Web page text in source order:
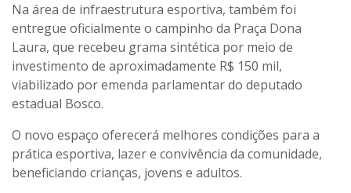
Na área de infraestrutura esportiva, também foi
entregue oficialmente o campinho da Praça Dona
Laura, que recebeu grama sintética por meio de
investimento de aproximadamente R$ 150 mil,
viabilizado por emenda parlamentar do deputado
estadual Bosco.
O novo espaço oferecerá melhores condições para a
prática esportiva, lazer e convivência da comunidade,
beneficiando crianças, jovens e adultos.